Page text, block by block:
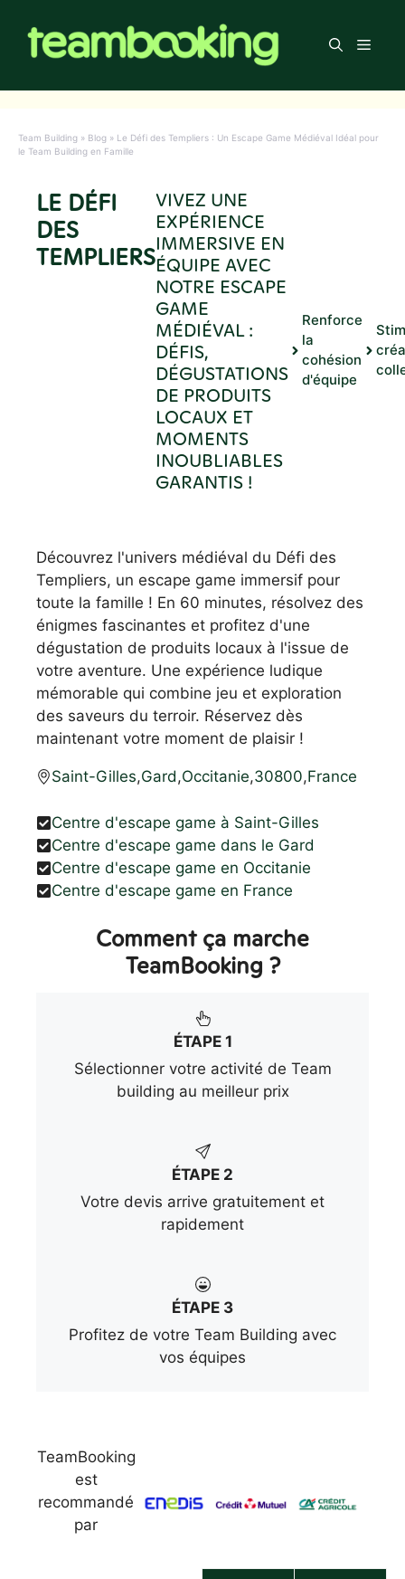
contenu
Menu
Team Building » Blog » Le Défi des Templiers : Un Escape Game Médiéval Idéal pour
le Team Building en Famille
LE DÉFI
DES
TEMPLIERS
VIVEZ UNE
EXPÉRIENCE
IMMERSIVE EN
ÉQUIPE AVEC
NOTRE ESCAPE
GAME
MÉDIÉVAL :
DÉFIS,
DÉGUSTATIONS
DE PRODUITS
LOCAUX ET
MOMENTS
INOUBLIABLES
GARANTIS !
Renforce
la
cohésion
d'équipe
Découvrez l'univers médiéval du Défi des
Templiers, un escape game immersif pour
toute la famille ! En 60 minutes, résolvez des
énigmes fascinantes et profitez d'une
dégustation de produits locaux à l'issue de
votre aventure. Une expérience ludique
mémorable qui combine jeu et exploration
des saveurs du terroir. Réservez dès
maintenant votre moment de plaisir !
Saint-Gilles,Gard,Occitanie,30800,France
Centre d'escape game à Saint-Gilles
Centre d'escape game dans le Gard
Centre d'escape game en Occitanie
Centre d'escape game en France
Comment ça marche
TeamBooking ?
ÉTAPE 1
Sélectionner votre activité de Team
building au meilleur prix
ÉTAPE 2
Votre devis arrive gratuitement et
rapidement
ÉTAPE 3
Profitez de votre Team Building avec
vos équipes
TeamBooking
est
recommandé
par